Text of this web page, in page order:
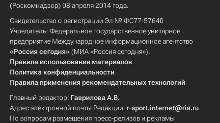
(Роскомнадзор) 08 апреля 2014 года.
Свидетельство о регистрации Эл № ФС77-57640
Учредитель: Федеральное государственное унитарное
предприятие Международное информационное агентство
«Россия сегодня» (МИА «Россия сегодня»).
Правила использования материалов
Политика конфиденциальности
Правила применения рекомендательных технологий
Главный редактор: Гаврилова А.В.
Адрес электронной почты Редакции: r-sport.internet@ria.ru
По вопросам размещения пресс-релизов и рекламы